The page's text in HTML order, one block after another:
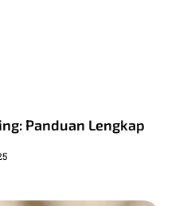
Panduan Lengkap